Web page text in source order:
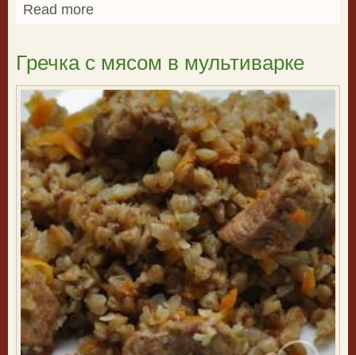
Read more
Гречка с мясом в мультиварке